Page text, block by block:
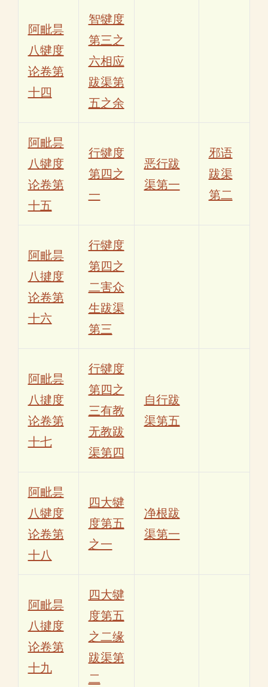
阿毗昙
八犍度
论卷第
十四
智犍度
第三之
六相应
跋渠第
五之余
阿毗昙
八犍度
论卷第
十五
行犍度
第四之
一
恶行跋
渠第一
邪语
跋渠
第二
阿毗昙
八揵度
论卷第
十六
行犍度
第四之
二害众
生跋渠
第三
阿毗昙
八揵度
论卷第
十七
行犍度
第四之
三有教
无教跋
渠第四
自行跋
渠第五
阿毗昙
八犍度
论卷第
十八
四大犍
度第五
之一
净根跋
渠第一
阿毗昙
八揵度
论卷第
十九
四大犍
度第五
之二缘
跋渠第
二